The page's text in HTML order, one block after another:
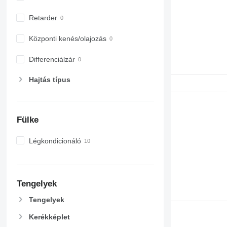
6620
6800
6820
6930
7230 R
7250
7270 R
Retarder
Központi kenés/olajozás
Differenciálzár
Hajtás típus
Fülke
Légkondicionáló
Tengelyek
Tengelyek
Kerékképlet